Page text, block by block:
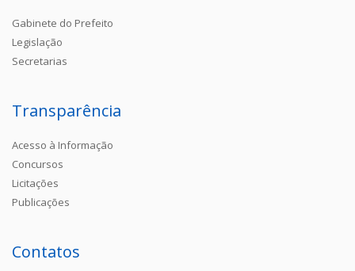
Gabinete do Prefeito
Legislação
Secretarias
Transparência
Acesso à Informação
Concursos
Licitações
Publicações
Contatos